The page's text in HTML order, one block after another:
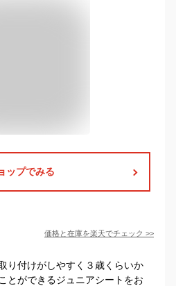
ップでみる
価格と在庫を楽天でチェック >>
り付けがしやすく３歳くらいか
とができるジュニアシートをお